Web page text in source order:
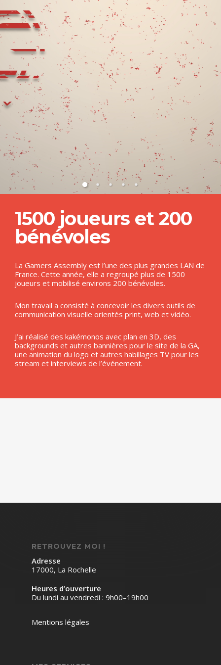
1500 joueurs et 200
bénévoles
La Gamers Assembly est l’une des plus grandes LAN de
France. Cette année, elle a regroupé plus de 1500
joueurs et mobilisé environs 200 bénévoles.
Mon travail a consisté à concevoir les divers outils de
communication visuelle orientés print, web et vidéo.
J’ai réalisé des kakémonos avec plan en 3D, des
backgrounds et autres bannières pour le site de la GA,
une animation du logo et autres habillages TV pour les
stream et interviews de l’événement.
RETROUVEZ MOI !
Adresse
17000, La Rochelle
Heures d’ouverture
Du lundi au vendredi : 9h00–19h00
Mentions légales